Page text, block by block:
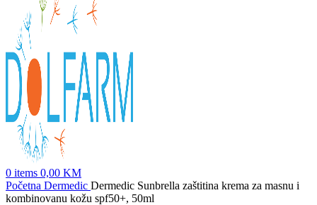
0 items 0,00 KM
Početna Dermedic Dermedic Sunbrella zaštitina krema za masnu i
kombinovanu kožu spf50+, 50ml